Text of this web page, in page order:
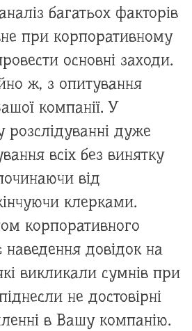
багатьох факторів
при корпоративному
основні заходи.
ж, з опитування
компанії. У
дуже
всіх без винятку
від
клерками.
корпоративного
наведення довідок на
викликали сумнів при
не достовірні
в Вашу компанію.